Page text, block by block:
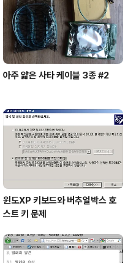
‘상업용 제
아주 얇은 사타 케이블 3종 #2
윈도XP 키보드와 버추얼박스 호
스트 키 문제